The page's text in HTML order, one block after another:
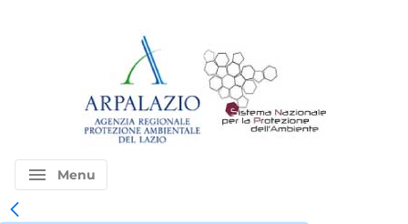
menu Menu